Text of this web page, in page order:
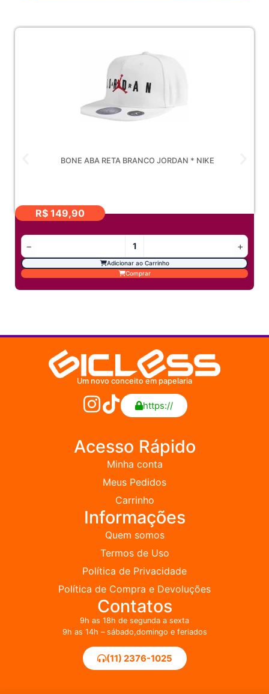
BONE ABA RETA BRANCO JORDAN * NIKE
R$ 149,90
− +
Adicionar ao Carrinho
Comprar
Um novo conceito em papelaria
https://
Acesso Rápido
Minha conta
Meus Pedidos
Carrinho
Informações
Quem somos
Termos de Uso
Política de Privacidade
Política de Compra e Devoluções
Contatos
9h as 18h de segunda a sexta
9h as 14h – sábado,domingo e feriados
(11) 2376-1025